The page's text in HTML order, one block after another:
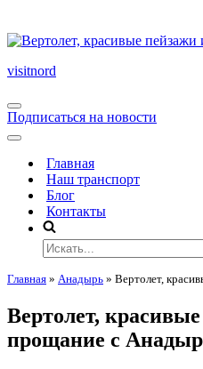
visitnord
Подписаться на новости
Главная
Наш транспорт
Блог
Контакты
Главная » Анадырь » Вертолет,
Вертолет,
прощание с